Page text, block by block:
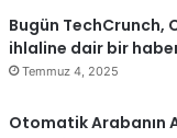
Bugün TechCrunch,
ihlaline dair bir
Temmuz 4, 2025
Otomatik Arabanın